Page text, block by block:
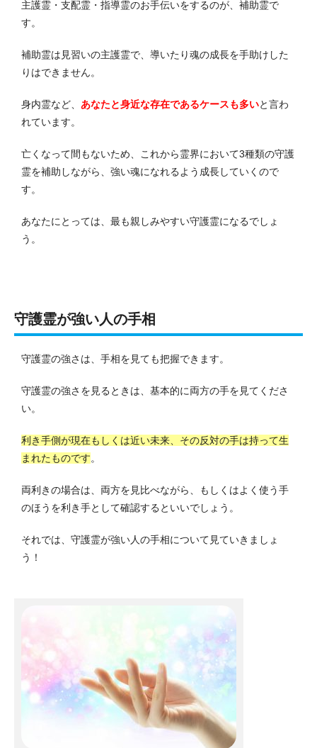
主護霊・支配霊・指導霊のお手伝いをするのが、補助霊で
す。
補助霊は見習いの主護霊で、導いたり魂の成長を手助けした
りはできません。
身内霊など、 あなたと身近な存在であるケースも多いと言わ
れています。
亡くなって間もないため、これから霊界において3種類の守護
霊を補助しながら、強い魂になれるよう成長していくので
す。
あなたにとっては、最も親しみやすい守護霊になるでしょ
う。
守護霊が強い人の手相
守護霊の強さは、手相を見ても把握できます。
守護霊の強さを見るときは、基本的に両方の手を見てくださ
い。
利き手側が現在もしくは近い未来、その反対の手は持って生
まれたものです。
両利きの場合は、両方を見比べながら、もしくはよく使う手
のほうを利き手として確認するといいでしょう。
それでは、守護霊が強い人の手相について見ていきましょ
う！